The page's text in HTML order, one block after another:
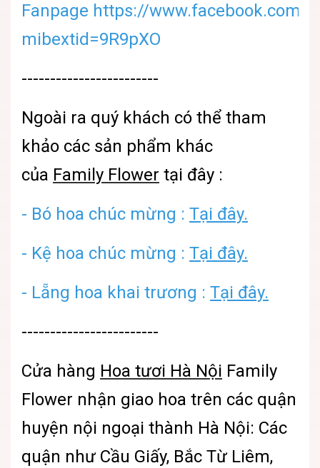
Fanpage https://www.facebook.com/
mibextid=9R9pXO
------------------------
Ngoài ra quý khách có thể tham
khảo các sản phẩm khác
của Family Flower tại đây :
- Bó hoa chúc mừng : Tại đây.
- Kệ hoa chúc mừng : Tại đây.
- Lẵng hoa khai trương : Tại đây.
------------------------
Cửa hàng Hoa tươi Hà Nội Family
Flower nhận giao hoa trên các quận
huyện nội ngoại thành Hà Nội: Các
quận như Cầu Giấy, Bắc Từ Liêm,